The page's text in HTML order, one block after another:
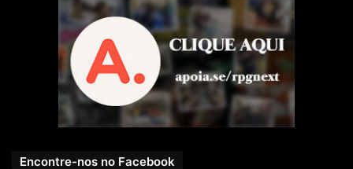
Encontre-nos no Facebook